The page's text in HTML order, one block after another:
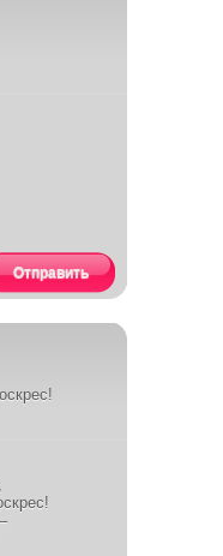
Отправить